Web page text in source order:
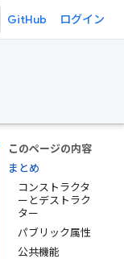
GitHub ログイン
このページの内容
まとめ
コンストラクタ
ーとデストラク
ター
パブリック属性
公共機能